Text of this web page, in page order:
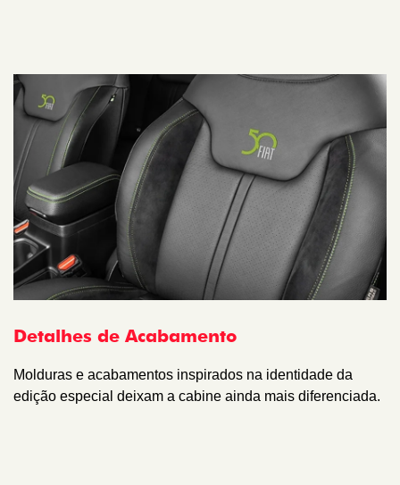
Detalhes de Acabamento
Molduras e acabamentos inspirados na identidade da
edição especial deixam a cabine ainda mais diferenciada.